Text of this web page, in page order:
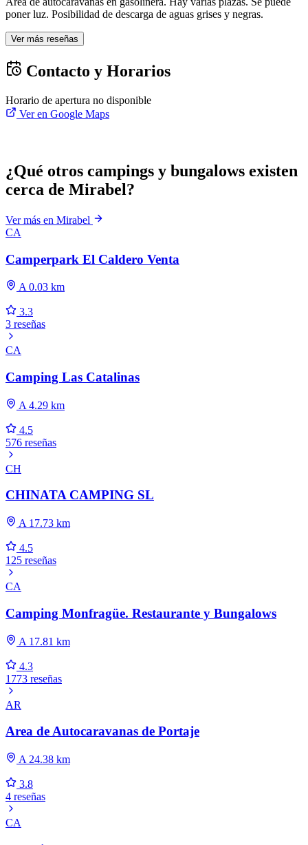
poner luz. Posibilidad de descarga de aguas grises y negras.
Ver más reseñas
Contacto y Horarios
Horario de apertura no disponible
Ver en Google Maps
¿Qué otros campings y bungalows existen
cerca de Mirabel?
Ver más en Mirabel
CA
Camperpark El Caldero Venta
A 0.03 km
3.3
3 reseñas
CA
Camping Las Catalinas
A 4.29 km
4.5
576 reseñas
CH
CHINATA CAMPING SL
A 17.73 km
4.5
125 reseñas
CA
Camping Monfragüe. Restaurante y Bungalows
A 17.81 km
4.3
1773 reseñas
AR
Area de Autocaravanas de Portaje
A 24.38 km
3.8
4 reseñas
CA